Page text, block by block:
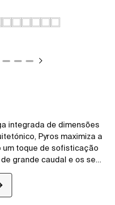
integrada de dimensões
Pyros maximiza a
um toque de sofisticação
grande caudal e os seus
o rápido escoamento
e o seu